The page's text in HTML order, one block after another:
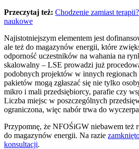
Przeczytaj też: Chodzenie zamiast
naukowe
Najistotniejszym elementem jest
ale też do magazynów energii, które
odporność uczestników na wahania na
skalowalny – LSE prowadzi już
podobnych projektów w innych
pakietów mogą zgłaszać się nie tylko
mikro i mali przedsiębiorcy, parafie czy
Liczba miejsc w poszczególnych
ograniczona, więc nabór trwa do
Przypomnę, że NFOŚiGW niebawem też
do magazynów energii. Na razie
konsultacji.